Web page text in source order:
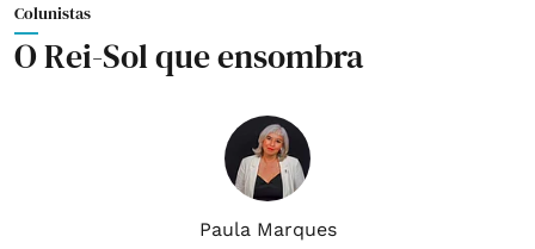
Colunistas
O Rei-Sol que ensombra
Paula Marques